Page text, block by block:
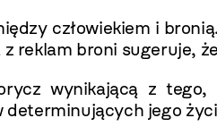
człowiekiem i
reklam broni sugeruje,
wynikającą z
jego